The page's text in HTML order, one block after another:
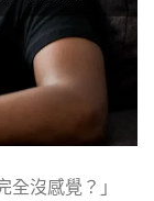
全沒感覺？」